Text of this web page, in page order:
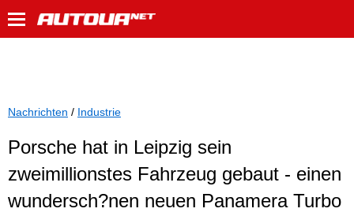
Nachrichten / Industrie
Porsche hat in Leipzig sein
zweimillionstes Fahrzeug gebaut - einen
wundersch?nen neuen Panamera Turbo